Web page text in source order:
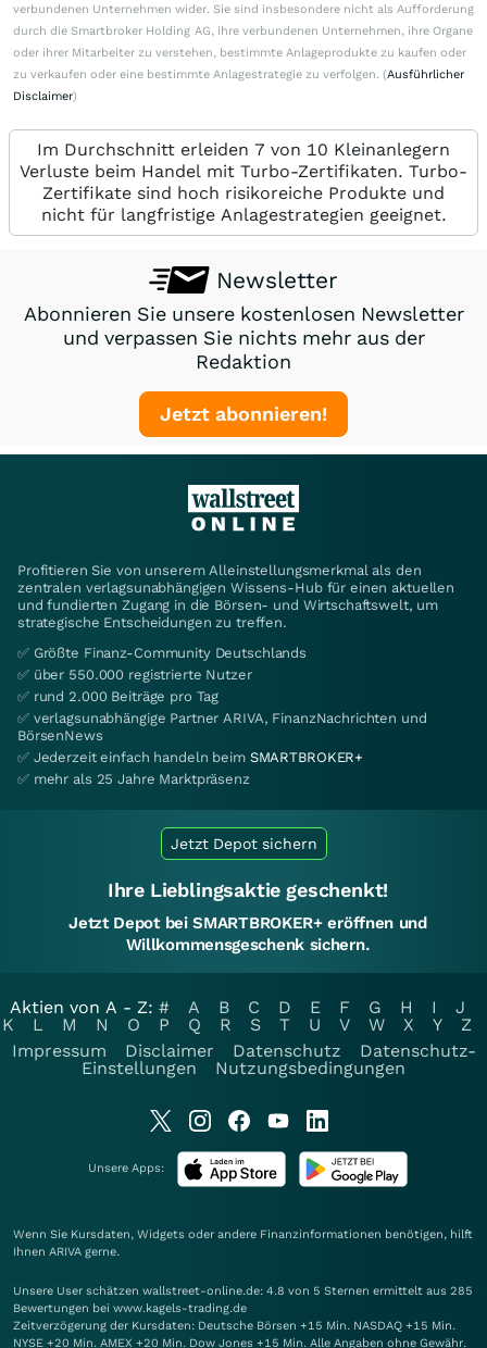
verbundenen Unternehmen wider. Sie sind insbesondere nicht als Aufforderung
durch die Smartbroker Holding AG, ihre verbundenen Unternehmen, ihre Organe
oder ihrer Mitarbeiter zu verstehen, bestimmte Anlageprodukte zu kaufen oder
zu verkaufen oder eine bestimmte Anlagestrategie zu verfolgen. (Ausführlicher
Disclaimer)
Im Durchschnitt erleiden 7 von 10 Kleinanlegern
Verluste beim Handel mit Turbo-Zertifikaten. Turbo-
Zertifikate sind hoch risikoreiche Produkte und
nicht für langfristige Anlagestrategien geeignet.
Newsletter
Abonnieren Sie unsere kostenlosen Newsletter
und verpassen Sie nichts mehr aus der
Redaktion
Jetzt abonnieren!
Profitieren Sie von unserem Alleinstellungsmerkmal als den
zentralen verlagsunabhängigen Wissens-Hub für einen aktuellen
und fundierten Zugang in die Börsen- und Wirtschaftswelt, um
strategische Entscheidungen zu treffen.
✅ Größte Finanz-Community Deutschlands
✅ über 550.000 registrierte Nutzer
✅ rund 2.000 Beiträge pro Tag
✅ verlagsunabhängige Partner ARIVA, FinanzNachrichten und
BörsenNews
✅ Jederzeit einfach handeln beim SMARTBROKER+
✅ mehr als 25 Jahre Marktpräsenz
Jetzt Depot sichern
Ihre Lieblingsaktie geschenkt!
Jetzt Depot bei SMARTBROKER+ eröffnen und
Willkommensgeschenk sichern.
Aktien von A - Z: # A B C D E F G H I
J
K
L M N O P Q R S T U V W X Y
Z
Impressum
Disclaimer Datenschutz
Datenschutz-
Einstellungen
Nutzungsbedingungen
Unsere Apps:
Wenn Sie Kursdaten, Widgets oder andere Finanzinformationen benötigen, hilft
Ihnen ARIVA gerne.
Unsere User schätzen wallstreet-online.de: 4.8 von 5 Sternen ermittelt aus 285
Bewertungen bei www.kagels-trading.de
Zeitverzögerung der Kursdaten: Deutsche Börsen +15 Min. NASDAQ +15 Min.
NYSE +20 Min. AMEX +20 Min. Dow Jones +15 Min. Alle Angaben ohne Gewähr.